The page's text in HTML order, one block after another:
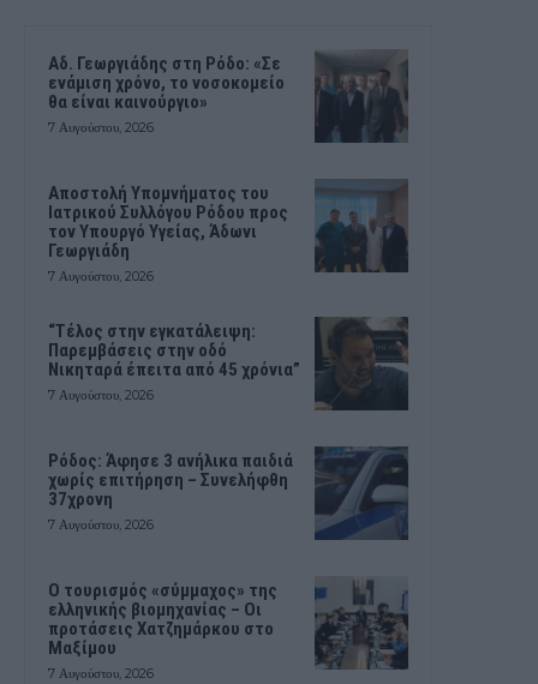
Αδ. Γεωργιάδης στη Ρόδο: «Σε
ενάμιση χρόνο, το νοσοκομείο
θα είναι καινούργιο»
7 Αυγούστου, 2026
Αποστολή Υπομνήματος του
Ιατρικού Συλλόγου Ρόδου προς
τον Υπουργό Υγείας, Άδωνι
Γεωργιάδη
7 Αυγούστου, 2026
“Τέλος στην εγκατάλειψη:
Παρεμβάσεις στην οδό
Νικηταρά έπειτα από 45 χρόνια”
7 Αυγούστου, 2026
Ρόδος: Άφησε 3 ανήλικα παιδιά
χωρίς επιτήρηση – Συνελήφθη
37χρονη
7 Αυγούστου, 2026
Ο τουρισμός «σύμμαχος» της
ελληνικής βιομηχανίας – Οι
προτάσεις Χατζημάρκου στο
Μαξίμου
7 Αυγούστου, 2026